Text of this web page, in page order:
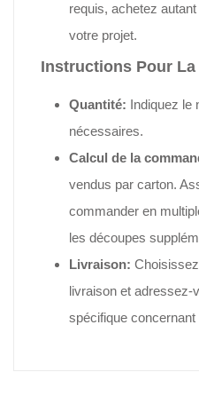
requis, achetez
votre projet.
Instructions Pour La
Quantité: Indiquez le
nécessaires.
Calcul de la
vendus par carton.
commander en
les découpes
Livraison:
livraison et adressez-
spécifique concernant